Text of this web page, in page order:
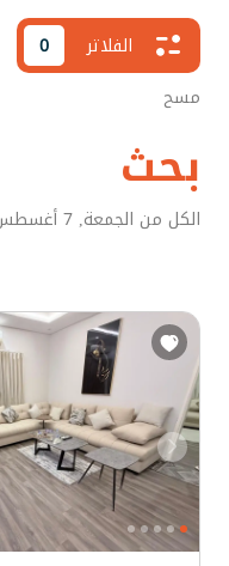
الفلاتر 0
مسح
بحث
الكل من الجمعة, 7 أغسطس 2026 - السبت, 8 أغسطس 2026